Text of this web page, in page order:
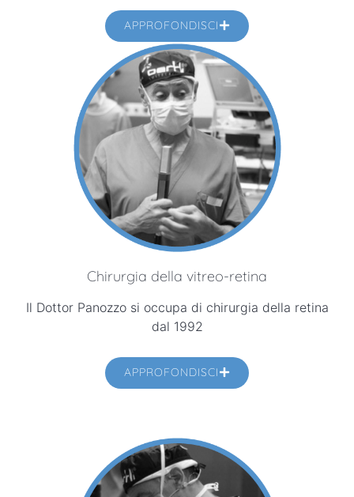
APPROFONDISCI
Chirurgia della vitreo-retina
Il Dottor Panozzo si occupa di chirurgia della retina
dal 1992
APPROFONDISCI